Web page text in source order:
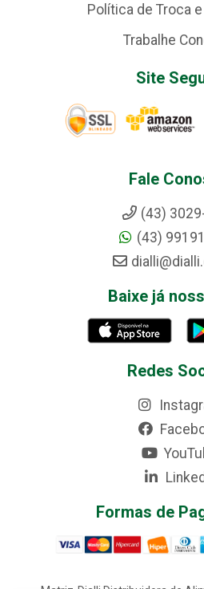
Política de Troca
Trabalhe
Site
Fale
(43)
(43)
Baixe já
Redes
Formas de